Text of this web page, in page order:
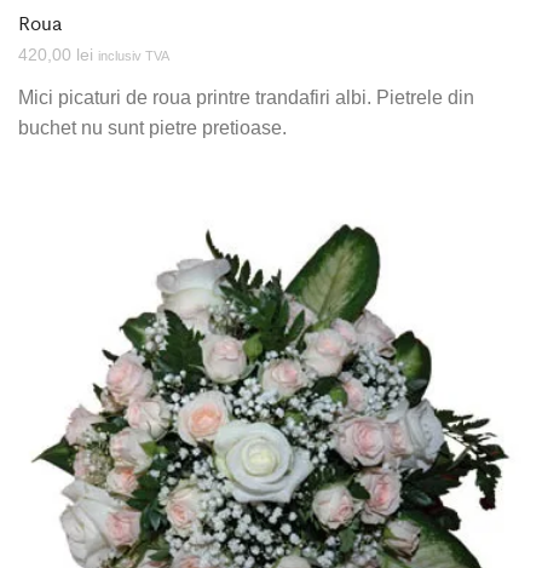
Roua
420,00 lei inclusiv TVA
Mici picaturi de roua printre trandafiri albi. Pietrele din
buchet nu sunt pietre pretioase.